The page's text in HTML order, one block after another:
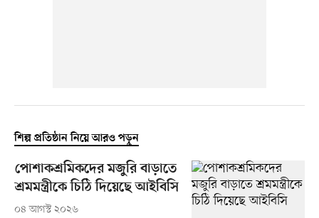
শিল্প প্রতিষ্ঠান নিয়ে আরও পড়ুন
পোশাকশ্রমিকদের মজুরি বাড়াতে
শ্রমমন্ত্রীকে চিঠি দিয়েছে আইবিসি
০৪ আগস্ট ২০২৬